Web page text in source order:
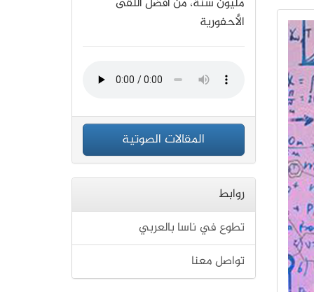
الأحفورية
المقالات الصوتية
روابط
تطوع في ناسا بالعربي
تواصل معنا